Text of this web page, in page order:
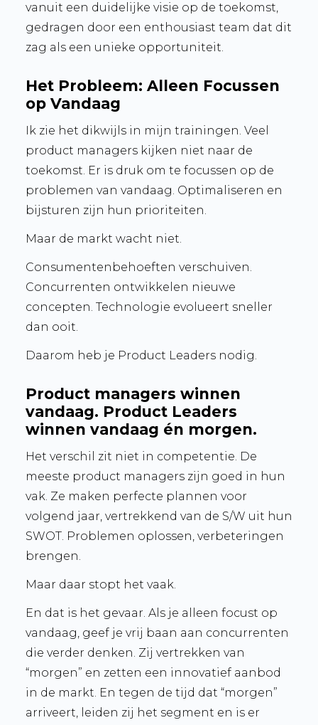
vanuit een duidelijke visie op de toekomst,
gedragen door een enthousiast team dat dit
zag als een unieke opportuniteit.
Het Probleem: Alleen Focussen
op Vandaag
Ik zie het dikwijls in mijn trainingen. Veel
product managers kijken niet naar de
toekomst. Er is druk om te focussen op de
problemen van vandaag. Optimaliseren en
bijsturen zijn hun prioriteiten.
Maar de markt wacht niet.
Consumentenbehoeften verschuiven.
Concurrenten ontwikkelen nieuwe
concepten. Technologie evolueert sneller
dan ooit.
Daarom heb je Product Leaders nodig.
Product managers winnen
vandaag. Product Leaders
winnen vandaag én morgen.
Het verschil zit niet in competentie. De
meeste product managers zijn goed in hun
vak. Ze maken perfecte plannen voor
volgend jaar, vertrekkend van de S/W uit hun
SWOT. Problemen oplossen, verbeteringen
brengen.
Maar daar stopt het vaak.
En dat is het gevaar. Als je alleen focust op
vandaag, geef je vrij baan aan concurrenten
die verder denken. Zij vertrekken van
“morgen” en zetten een innovatief aanbod
in de markt. En tegen de tijd dat “morgen”
arriveert, leiden zij het segment en is er